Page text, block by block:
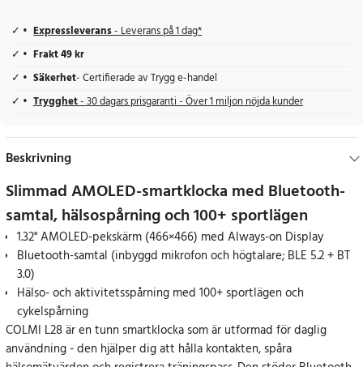
Expressleverans- Leverans på 1 dag*
Frakt 49 kr
Säkerhet- Certifierade av Trygg e-handel
Trygghet- 30 dagars prisgaranti - Över 1 miljon nöjda kunder
Beskrivning
Slimmad AMOLED-smartklocka med Bluetooth-
samtal, hälsospårning och 100+ sportlägen
1.32" AMOLED-pekskärm (466×466) med Always-on Display
Bluetooth-samtal (inbyggd mikrofon och högtalare; BLE 5.2 + BT
3.0)
Hälso- och aktivitetsspårning med 100+ sportlägen och
cykelspårning
COLMI L28 är en tunn smartklocka som är utformad för daglig
användning - den hjälper dig att hålla kontakten, spåra